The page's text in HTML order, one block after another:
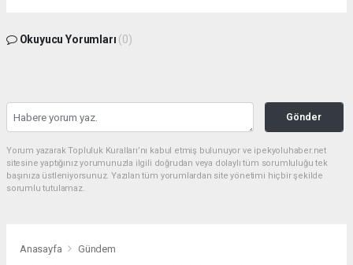
Okuyucu Yorumları (0)
Gönder
Yorum yazarak Topluluk Kuralları’nı kabul etmiş bulunuyor ve ipekyoluhaber.net
sitesine yaptığınız yorumunuzla ilgili doğrudan veya dolaylı tüm sorumluluğu tek
başınıza üstleniyorsunuz. Yazılan tüm yorumlardan site yönetimi hiçbir şekilde
sorumlu tutulamaz.
Anasayfa Gündem